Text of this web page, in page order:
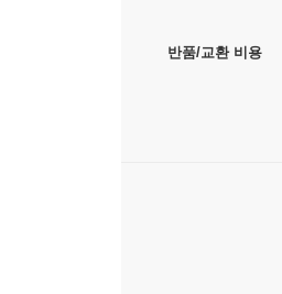
반품/교환 비용